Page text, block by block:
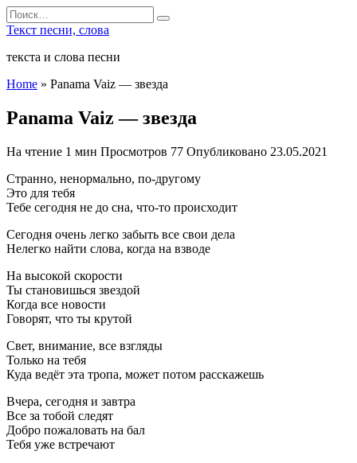
Перейти
к
Search
for:
Текст песни, слова
текста и слова песни
Home » Panama Vaiz — звезда
Panama Vaiz — звезда
На чтение 1 мин Просмотров 77 Опубликовано 23.05.2021
Странно, ненормально, по-другому
Это для тебя
Тебе сегодня не до сна, что-то происходит
Сегодня очень легко забыть все свои дела
Нелегко найти слова, когда на взводе
На высокой скорости
Ты становишься звездой
Когда все новости
Говорят, что ты крутой
Свет, внимание, все взгляды
Только на тебя
Куда ведёт эта тропа, может потом расскажешь
Вчера, сегодня и завтра
Все за тобой следят
Добро пожаловать на бал
Тебя уже встречают